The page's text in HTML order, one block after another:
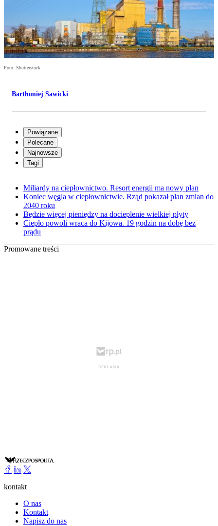
Foto: Shutterstock
Bartłomiej Sawicki
Powiązane
Polecane
Najnowsze
Tagi
Miliardy na ciepłownictwo. Resort energii ma nowy plan
Koniec węgla w ciepłownictwie. Rząd pokazał plan zmian do
2040 roku
Będzie więcej pieniędzy na docieplenie wielkiej płyty
Ciepło powoli wraca do Kijowa. 19 godzin na dobę bez
prądu
Promowane treści
kontakt
O nas
Kontakt
Napisz do nas